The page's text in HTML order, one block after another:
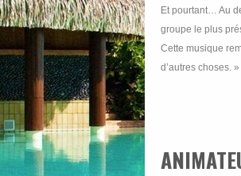
Et pourtant… Au
groupe le plus
Cette musique
d’autres choses. »